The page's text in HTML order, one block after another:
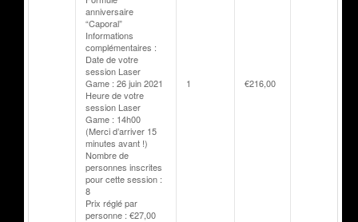
anniversaire
“Caporal”
Informations
complémentaires :
Date de votre
session Laser
Game : 26 juin 2021
Heure de votre
session Laser
Game : 14h00
(Merci d’arriver 15
minutes avant !)
Nombre de
personnes inscrites
pour cette session :
8
Prix réglé par
personne : €27,00
1 €216,00